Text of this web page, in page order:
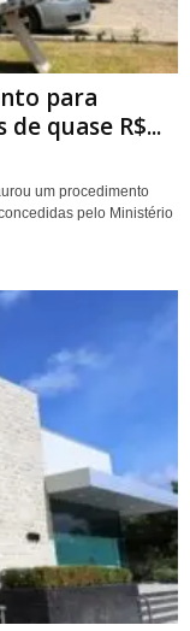
para
quase R$...
um procedimento
pelo Ministério